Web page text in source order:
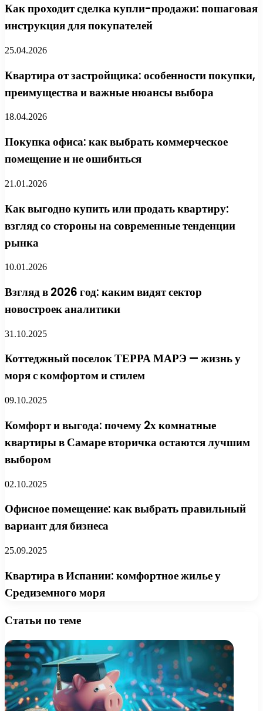
Как проходит сделка купли-продажи: пошаговая
инструкция для покупателей
25.04.2026
Квартира от застройщика: особенности покупки,
преимущества и важные нюансы выбора
18.04.2026
Покупка офиса: как выбрать коммерческое
помещение и не ошибиться
21.01.2026
Как выгодно купить или продать квартиру:
взгляд со стороны на современные тенденции
рынка
10.01.2026
Взгляд в 2026 год: каким видят сектор
новостроек аналитики
31.10.2025
Коттеджный поселок ТЕРРА МАРЭ — жизнь у
моря с комфортом и стилем
09.10.2025
Комфорт и выгода: почему 2х комнатные
квартиры в Самаре вторичка остаются лучшим
выбором
02.10.2025
Офисное помещение: как выбрать правильный
вариант для бизнеса
25.09.2025
Квартира в Испании: комфортное жилье у
Средиземного моря
Статьи по теме